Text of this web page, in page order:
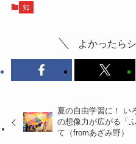
知
よかったら
夏の自由学習に！ い
の想像力が広がる「
て（fromあざみ野）